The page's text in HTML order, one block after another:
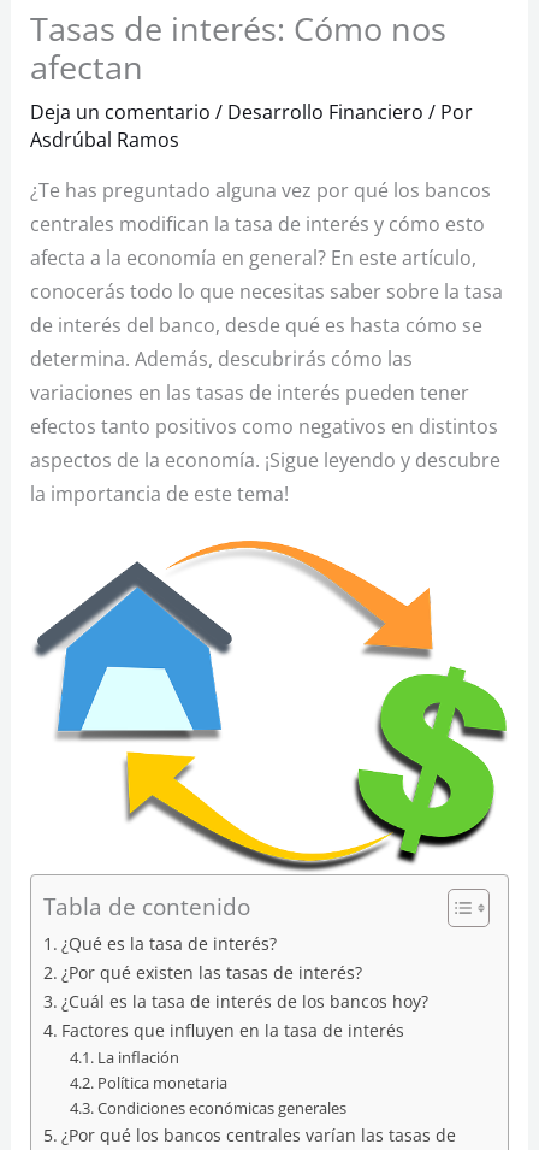
Tasas de interés: Cómo nos
afectan
Deja un comentario / Desarrollo Financiero / Por
Asdrúbal Ramos
¿Te has preguntado alguna vez por qué los bancos
centrales modifican la tasa de interés y cómo esto
afecta a la economía en general? En este artículo,
conocerás todo lo que necesitas saber sobre la tasa
de interés del banco, desde qué es hasta cómo se
determina. Además, descubrirás cómo las
variaciones en las tasas de interés pueden tener
efectos tanto positivos como negativos en distintos
aspectos de la economía. ¡Sigue leyendo y descubre
la importancia de este tema!
Tabla de contenido
¿Qué es la tasa de interés?
¿Por qué existen las tasas de interés?
¿Cuál es la tasa de interés de los bancos hoy?
Factores que influyen en la tasa de interés
La inflación
Política monetaria
Condiciones económicas generales
¿Por qué los bancos centrales varían las tasas de